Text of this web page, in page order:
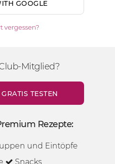
GOOGLE
vergessen?
Mitglied?
TESTEN
Rezepte:
und Eintöpfe
Snacks